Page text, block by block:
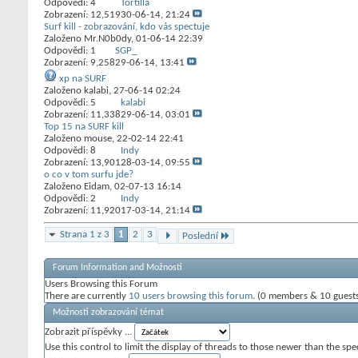
Odpovědi: 4
Zobrazení: 12,519
Tortilla
30-06-14, 21:24
Surf kill - zobrazování, kdo vás spectuje
Založeno Mr.N0b0dy‎, 01-06-14 22:39
Odpovědi: 1
Zobrazení: 9,258
SGP_
29-06-14, 13:41
xp na SURF
Založeno kalabi‎, 27-06-14 02:24
Odpovědi: 5
Zobrazení: 11,338
kalabi
29-06-14, 03:01
Top 15 na SURF kill
Založeno mouse‎, 22-02-14 22:41
Odpovědi: 8
Zobrazení: 13,901
Indy
28-03-14, 09:55
o co v tom surfu jde?
Založeno Eidam‎, 02-07-13 16:14
Odpovědi: 2
Zobrazení: 11,920
Indy
17-03-14, 21:14
Strana 1 z 3 1 2 3 Poslední
Forum Information and Možnosti
Users Browsing this Forum
There are currently 10 users browsing this forum. (0 members & 10
Možnosti zobrazování témat
Zobrazit příspěvky ...
Use this control to limit the display of threads to those newer than the